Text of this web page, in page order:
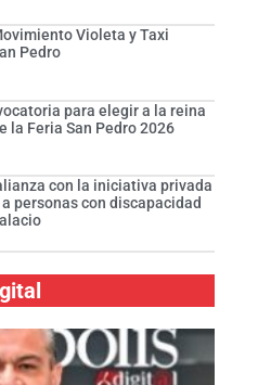
Violeta y Taxi
Pedro
para elegir a la reina
la Feria San Pedro 2026
con la iniciativa privada
personas con discapacidad